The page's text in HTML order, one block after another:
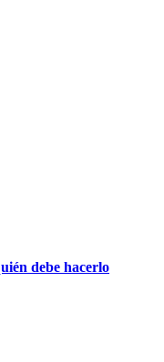
debe hacerlo